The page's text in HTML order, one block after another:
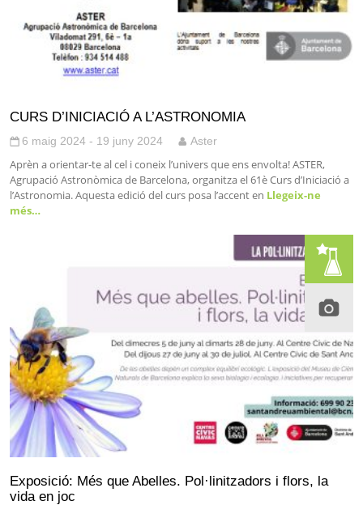
CURS D’INICIACIÓ A L’ASTRONOMIA
6 maig 2024 - 19 juny 2024 Aster
Aprèn a orientar-te al cel i coneix l’univers que ens envolta! ASTER,
Agrupació Astronòmica de Barcelona, organitza el 61è Curs d’Iniciació a
l’Astronomia. Aquesta edició del curs posa l’accent en Llegeix-ne
més…
Exposició: Més que Abelles. Pol·linitzadors i flors, la
vida en joc